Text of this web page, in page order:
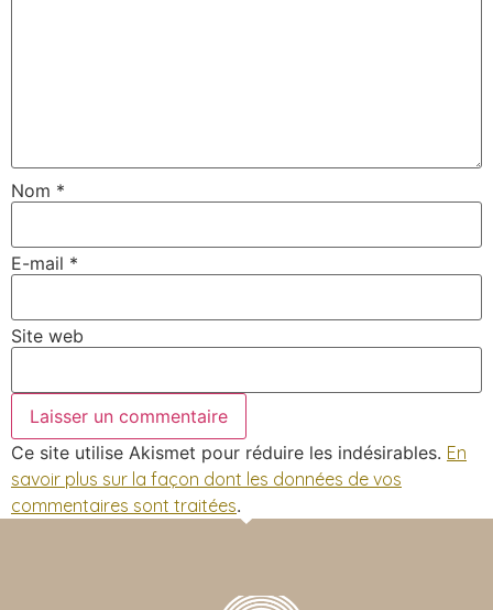
Nom *
E-mail *
Site web
Ce site utilise Akismet pour réduire les indésirables. En
savoir plus sur la façon dont les données de vos
commentaires sont traitées.